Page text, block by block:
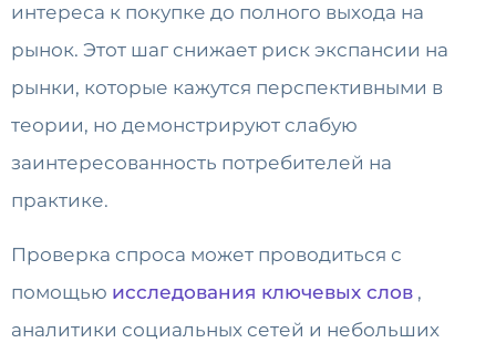
интереса к покупке до полного выхода на
рынок. Этот шаг снижает риск экспансии на
рынки, которые кажутся перспективными в
теории, но демонстрируют слабую
заинтересованность потребителей на
практике.
Проверка спроса может проводиться с
помощью исследования ключевых слов ,
аналитики социальных сетей и небольших